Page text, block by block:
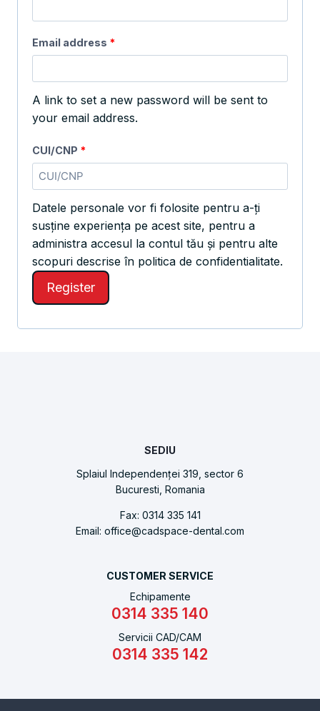
Email address *
A link to set a new password will be sent to
your email address.
CUI/CNP *
Datele personale vor fi folosite pentru a-ți
susține experiența pe acest site, pentru a
administra accesul la contul tău și pentru alte
scopuri descrise în politica de confidentialitate.
Register
SEDIU
Splaiul Independenței 319, sector 6
Bucuresti, Romania
Fax: 0314 335 141
Email: office@cadspace-dental.com
CUSTOMER SERVICE
Echipamente
0314 335 140
Servicii CAD/CAM
0314 335 142